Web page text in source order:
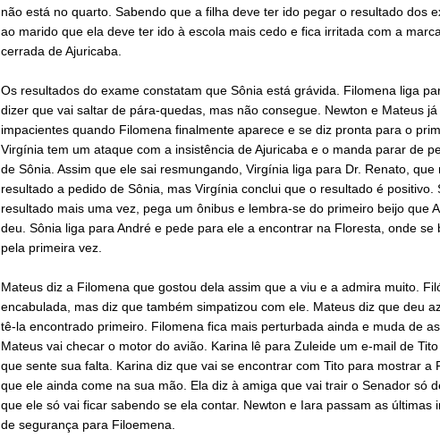
não está no quarto. Sabendo que a filha deve ter ido pegar o resultado dos
ao marido que ela deve ter ido à escola mais cedo e fica irritada com a
cerrada de Ajuricaba.
Os resultados do exame constatam que Sônia está grávida. Filomena liga
dizer que vai saltar de pára-quedas, mas não consegue. Newton e Mateus já
impacientes quando Filomena finalmente aparece e se diz pronta para o
Virgínia tem um ataque com a insistência de Ajuricaba e o manda parar de
de Sônia. Assim que ele sai resmungando, Virgínia liga para Dr. Renato, que
resultado a pedido de Sônia, mas Virgínia conclui que o resultado é positivo.
resultado mais uma vez, pega um ônibus e lembra-se do primeiro beijo que
deu. Sônia liga para André e pede para ele a encontrar na Floresta, onde se
pela primeira vez.
Mateus diz a Filomena que gostou dela assim que a viu e a admira muito.
encabulada, mas diz que também simpatizou com ele. Mateus diz que deu
tê-la encontrado primeiro. Filomena fica mais perturbada ainda e muda de
Mateus vai checar o motor do avião. Karina lê para Zuleide um e-mail de
que sente sua falta. Karina diz que vai se encontrar com Tito para mostrar a
que ele ainda come na sua mão. Ela diz à amiga que vai trair o Senador só
que ele só vai ficar sabendo se ela contar. Newton e Iara passam as últimas
de segurança para Filoemena.